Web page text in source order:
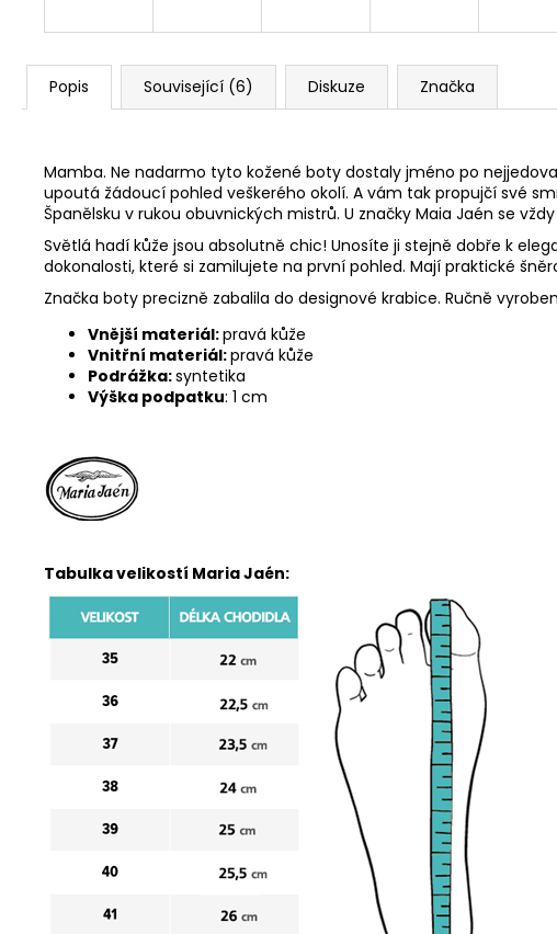
Popis Související (6) Diskuze Značka
Mamba. Ne nadarmo tyto kožené boty dostaly jméno po
upoutá žádoucí pohled veškerého okolí. A vám tak propujčí své
Španělsku v rukou obuvnických mistrů. U značky Maia Jaén se
Světlá hadí kůže jsou absolutně chic! Unosíte ji stejně dobře k
dokonalosti, které si zamilujete na první pohled. Mají praktické
Značka boty precizně zabalila do designové krabice. Ručně
Vnější materiál:pravá kůže
Vnitřní materiál:pravá kůže
Podrážka:syntetika
Výška podpatku: 1 cm
Tabulka velikostí Maria Jaén: